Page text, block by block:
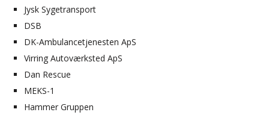
Jysk Sygetransport
DSB
DK-Ambulancetjenesten ApS
Virring Autoværksted ApS
Dan Rescue
MEKS-1
Hammer Gruppen